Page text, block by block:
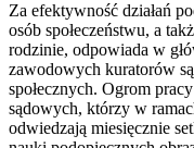
Za efektywność działań
osób społeczeństwu, a
rodzinie, odpowiada w
zawodowych kuratorów
społecznych. Ogrom
sądowych, którzy w
odwiedzają miesięcznie